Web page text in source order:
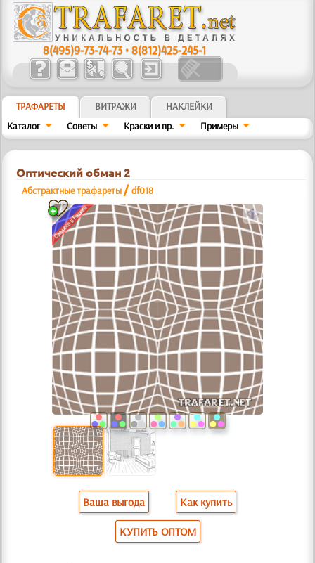
8(495)9-73-74-73 •8(812)425-245-1
ТРАФАРЕТЫ ВИТРАЖИ
НАКЛЕЙКИ
Каталог
Советы Краски и пр. Примеры
Оптический обман 2
Абстрактные трафареты /df018
a
Ваша выгода Как купить
КУПИТЬ ОПТОМ